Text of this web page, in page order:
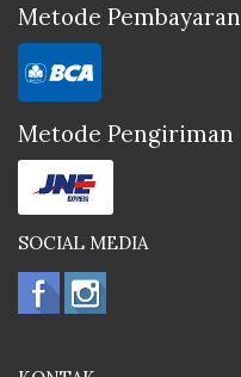
Metode Pembayaran
Metode Pengiriman
SOCIAL MEDIA